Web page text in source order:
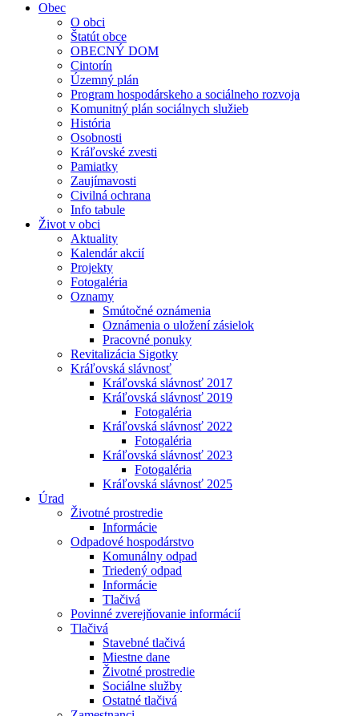
Obec
O obci
Štatút obce
OBECNÝ DOM
Cintorín
Územný plán
Program hospodárskeho a sociálneho rozvoja
Komunitný plán sociálnych služieb
História
Osobnosti
Kráľovské zvesti
Pamiatky
Zaujímavosti
Civilná ochrana
Info tabule
Život v obci
Aktuality
Kalendár akcií
Projekty
Fotogaléria
Oznamy
Smútočné oznámenia
Oznámenia o uložení zásielok
Pracovné ponuky
Revitalizácia Sigotky
Kráľovská slávnosť
Kráľovská slávnosť 2017
Kráľovská slávnosť 2019
Fotogaléria
Kráľovská slávnosť 2022
Fotogaléria
Kráľovská slávnosť 2023
Fotogaléria
Kráľovská slávnosť 2025
Úrad
Životné prostredie
Informácie
Odpadové hospodárstvo
Komunálny odpad
Triedený odpad
Informácie
Tlačivá
Povinné zverejňovanie informácií
Tlačivá
Stavebné tlačivá
Miestne dane
Životné prostredie
Sociálne služby
Ostatné tlačivá